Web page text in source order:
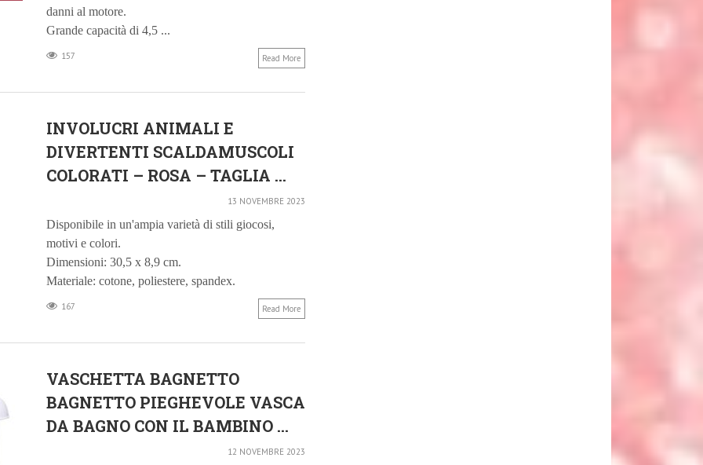
danni al motore.
Grande capacità di 4,5 ...
157 Read More
INVOLUCRI ANIMALI E
DIVERTENTI SCALDAMUSCOLI
COLORATI – ROSA – TAGLIA ...
13 NOVEMBRE 2023
Disponibile in un'ampia varietà di stili giocosi,
motivi e colori.
Dimensioni: 30,5 x 8,9 cm.
Materiale: cotone, poliestere, spandex.
167 Read More
VASCHETTA BAGNETTO
BAGNETTO PIEGHEVOLE VASCA
DA BAGNO CON IL BAMBINO ...
12 NOVEMBRE 2023